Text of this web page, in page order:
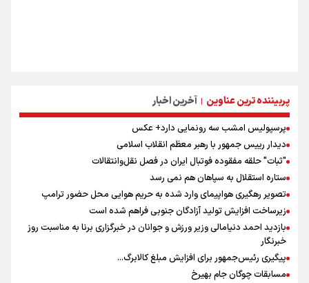
پربیننده ترین عناوین | آخرین اخبار
پرسپولیس امشب سه رونمایی دارد+ عکس
دیدار رییس جمهور با رهبر معظم انقلاب اسلامی
"ثبات" حلقه مفقوده فوتبال ایران در فصل نقل‌وانتقالات
ستاره استقلال به سپاهان هم نمی رسد
تصویر رهگیری هواپیمای وارد شده به حریم هوایی محل حضور ترامپ
زیرساخت افزایش تولید آزادگان جنوبی فراهم شده است
بازدید احمد دنیامالی وزیر ورزش و جوانان در خبرگزاری برنا به مناسبت روز
خبرنگار
پیگیری رئیس‌جمهور برای افزایش مبلغ کالابرگ...
مسابقات چوگان جام بهیرخ